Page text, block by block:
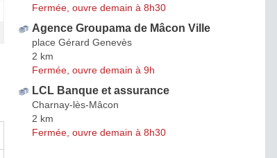
Fermée, ouvre demain à 8h30
Agence Groupama de Mâcon Ville
place Gérard Genevès
2 km
Fermée, ouvre demain à 9h
LCL Banque et assurance
Charnay-lès-Mâcon
2 km
Fermée, ouvre demain à 8h30